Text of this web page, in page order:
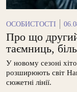
ОСОБИСТОСТІ
Про що
таємниць,
У новому сезоні
розширюють світ
сюжетні лінії.